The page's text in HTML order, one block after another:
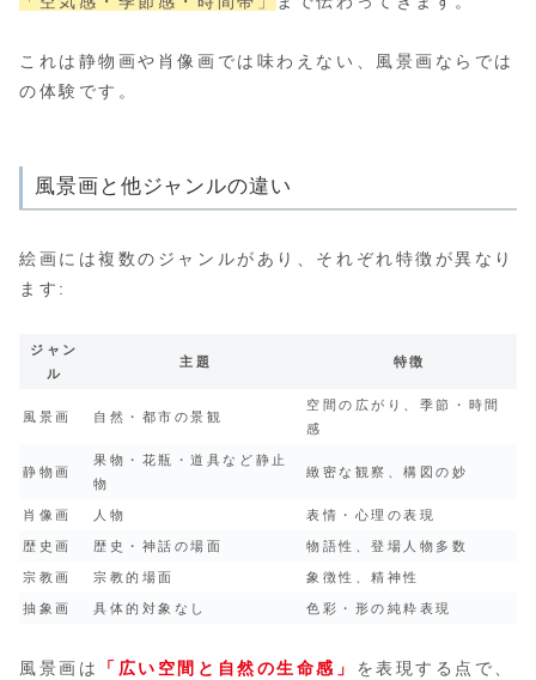
これは静物画や肖像画では味わえない、風景画ならでは
の体験です。
風景画と他ジャンルの違い
絵画には複数のジャンルがあり、それぞれ特徴が異なり
ます:
ジャン
ル
主題 特徴
風景画 自然・都市の景観
空間の広がり、季節・時間
感
静物画
果物・花瓶・道具など静止
物
緻密な観察、構図の妙
肖像画 人物 表情・心理の表現
歴史画 歴史・神話の場面 物語性、登場人物多数
宗教画 宗教的場面 象徴性、精神性
抽象画 具体的対象なし 色彩・形の純粋表現
風景画は 「広い空間と自然の生命感」 を表現する点で、